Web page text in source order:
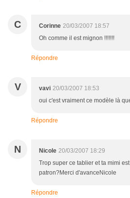
C Corinne 20/03/2007 18:57
Oh comme il est mignon !!!!!!!
Répondre
V vavi 20/03/2007 18:53
oui c'est vraiment ce modèle là
Répondre
N Nicole 20/03/2007 18:29
Trop super ce tablier et ta mimi
patron?Merci d'avanceNicole
Répondre